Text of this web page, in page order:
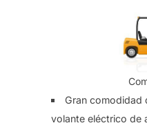
Gran comodidad
volante eléctrico de